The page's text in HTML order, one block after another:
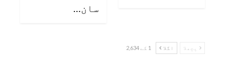
سان…
پچھلا اگلا 1 کے 2,634